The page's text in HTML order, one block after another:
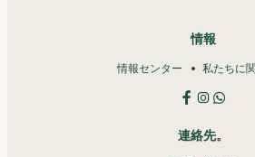
情報
情報センター 私たちに
連絡先。